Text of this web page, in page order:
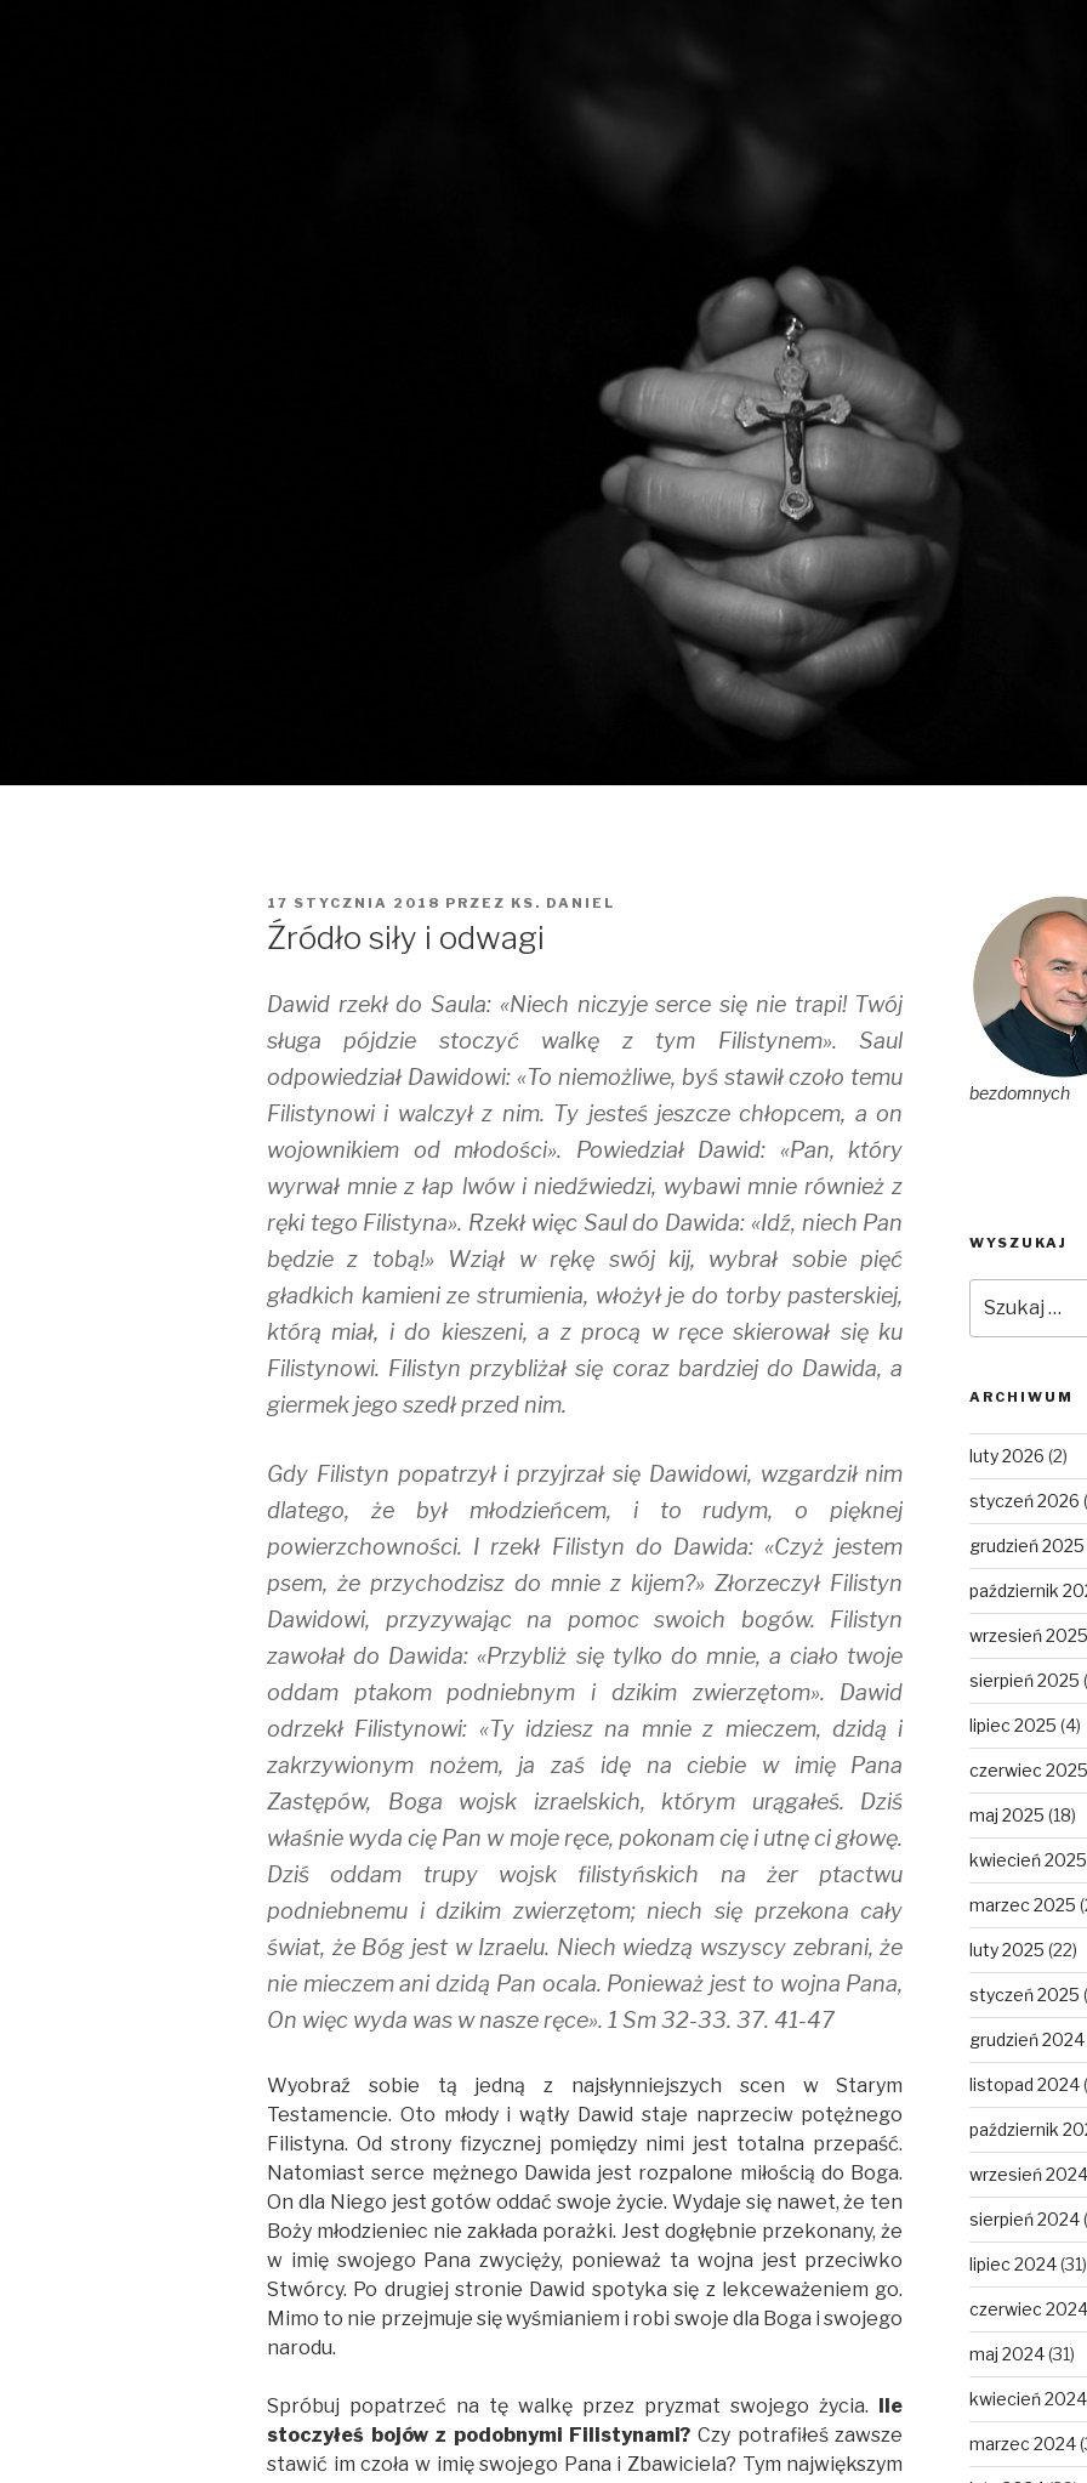
OPUBLIKOWANE
W
17 STYCZNIA 2018 PRZEZ KS. DANIEL
Źródło siły i odwagi
Dawid rzekł do Saula: «Niech niczyje serce się nie trapi! Twój
sługa pójdzie stoczyć walkę z tym Filistynem». Saul
odpowiedział Dawidowi: «To niemożliwe, byś stawił czoło temu
Filistynowi i walczył z nim. Ty jesteś jeszcze chłopcem, a on
wojownikiem od młodości». Powiedział Dawid: «Pan, który
wyrwał mnie z łap lwów i niedźwiedzi, wybawi mnie również z
ręki tego Filistyna». Rzekł więc Saul do Dawida: «Idź, niech Pan
będzie z tobą!» Wziął w rękę swój kij, wybrał sobie pięć
gładkich kamieni ze strumienia, włożył je do torby pasterskiej,
którą miał, i do kieszeni, a z procą w ręce skierował się ku
Filistynowi. Filistyn przybliżał się coraz bardziej do Dawida, a
giermek jego szedł przed nim.
Gdy Filistyn popatrzył i przyjrzał się Dawidowi, wzgardził nim
dlatego, że był młodzieńcem, i to rudym, o pięknej
powierzchowności. I rzekł Filistyn do Dawida: «Czyż jestem
psem, że przychodzisz do mnie z kijem?» Złorzeczył Filistyn
Dawidowi, przyzywając na pomoc swoich bogów. Filistyn
zawołał do Dawida: «Przybliż się tylko do mnie, a ciało twoje
oddam ptakom podniebnym i dzikim zwierzętom». Dawid
odrzekł Filistynowi: «Ty idziesz na mnie z mieczem, dzidą i
zakrzywionym nożem, ja zaś idę na ciebie w imię Pana
Zastępów, Boga wojsk izraelskich, którym urągałeś. Dziś
właśnie wyda cię Pan w moje ręce, pokonam cię i utnę ci głowę.
Dziś oddam trupy wojsk filistyńskich na żer ptactwu
podniebnemu i dzikim zwierzętom; niech się przekona cały
świat, że Bóg jest w Izraelu. Niech wiedzą wszyscy zebrani, że
nie mieczem ani dzidą Pan ocala. Ponieważ jest to wojna Pana,
On więc wyda was w nasze ręce». 1 Sm 32-33. 37. 41-47
Wyobraź sobie tą jedną z najsłynniejszych scen w Starym
Testamencie. Oto młody i wątły Dawid staje naprzeciw potężnego
Filistyna. Od strony fizycznej pomiędzy nimi jest totalna przepaść.
Natomiast serce mężnego Dawida jest rozpalone miłością do Boga.
On dla Niego jest gotów oddać swoje życie. Wydaje się nawet, że ten
Boży młodzieniec nie zakłada porażki. Jest dogłębnie przekonany, że
w imię swojego Pana zwycięży, ponieważ ta wojna jest przeciwko
Stwórcy. Po drugiej stronie Dawid spotyka się z lekceważeniem go.
Mimo to nie przejmuje się wyśmianiem i robi swoje dla Boga i swojego
narodu.
Spróbuj popatrzeć na tę walkę przez pryzmat swojego życia.
Ile
stoczyłeś bojów z podobnymi Filistynami? Czy potrafiłeś zawsze
stawić im czoła w imię swojego Pana i Zbawiciela? Tym największym
bezdomnych
WYSZUKAJ
ARCHIWUM
luty 2026 (2)
styczeń 2026
grudzień 2025
październik
wrzesień 2025
sierpień 2025
lipiec 2025 (4)
czerwiec 2025
maj 2025 (18)
kwiecień 2025
marzec 2025
luty 2025 (22)
styczeń 2025
grudzień 2024
listopad 2024
październik
wrzesień 2024
sierpień 2024
lipiec 2024(31)
czerwiec 2024
maj 2024(31)
kwiecień 2024
marzec 2024